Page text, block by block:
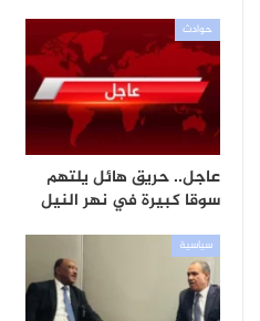
حوادث
عاجل.. حريق هائل يلتهم
سوقا كبيرة في نهر النيل
سياسية